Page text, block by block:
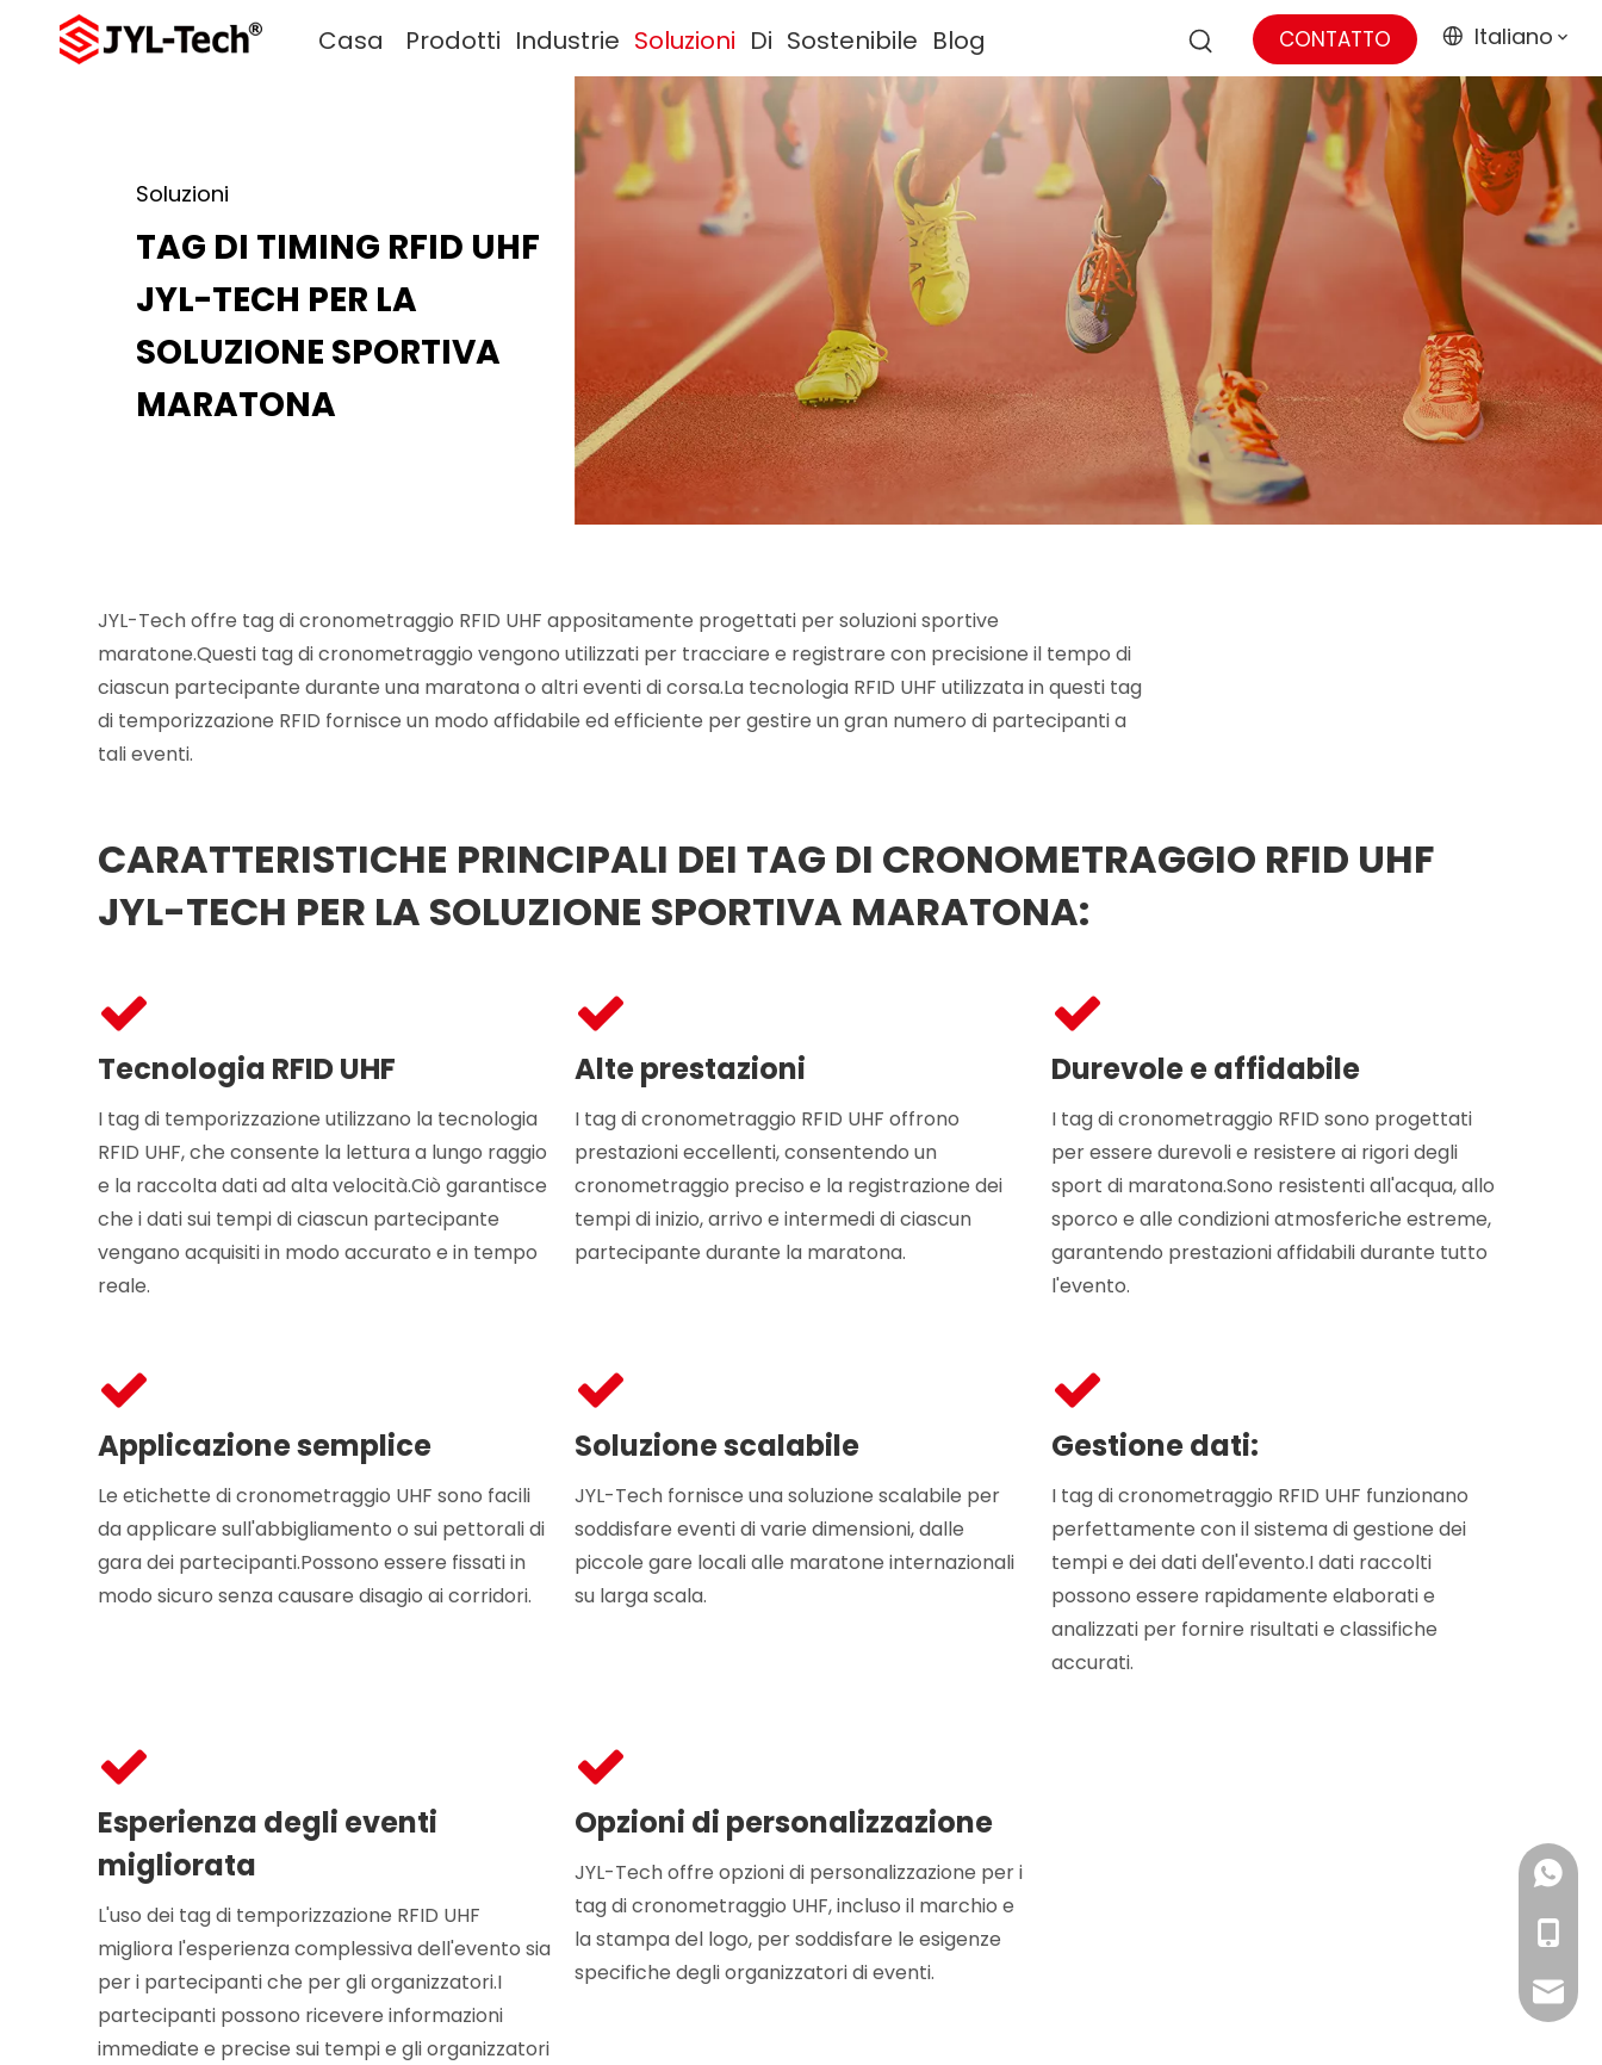
Casa Prodotti Industrie Soluzioni Di Sostenibile Blog CONTATTO Italiano
Soluzioni
TAG DI TIMING RFID UHF
JYL-TECH PER LA
SOLUZIONE SPORTIVA
MARATONA
JYL-Tech offre tag di cronometraggio RFID UHF appositamente progettati per soluzioni sportive
maratone.Questi tag di cronometraggio vengono utilizzati per tracciare e registrare con precisione il tempo di
ciascun partecipante durante una maratona o altri eventi di corsa.La tecnologia RFID UHF utilizzata in questi tag
di temporizzazione RFID fornisce un modo affidabile ed efficiente per gestire un gran numero di partecipanti a
tali eventi.
CARATTERISTICHE PRINCIPALI DEI TAG DI CRONOMETRAGGIO RFID UHF
JYL-TECH PER LA SOLUZIONE SPORTIVA MARATONA:
Tecnologia RFID UHF
I tag di temporizzazione utilizzano la tecnologia
RFID UHF, che consente la lettura a lungo raggio
e la raccolta dati ad alta velocità.Ciò garantisce
che i dati sui tempi di ciascun partecipante
vengano acquisiti in modo accurato e in tempo
reale.
Alte prestazioni
I tag di cronometraggio RFID UHF offrono
prestazioni eccellenti, consentendo un
cronometraggio preciso e la registrazione dei
tempi di inizio, arrivo e intermedi di ciascun
partecipante durante la maratona.
Durevole e affidabile
I tag di cronometraggio RFID sono progettati
per essere durevoli e resistere ai rigori degli
sport di maratona.Sono resistenti all'acqua, allo
sporco e alle condizioni atmosferiche estreme,
garantendo prestazioni affidabili durante tutto
l'evento.
Applicazione semplice
Le etichette di cronometraggio UHF sono facili
da applicare sull'abbigliamento o sui pettorali di
gara dei partecipanti.Possono essere fissati in
modo sicuro senza causare disagio ai corridori.
Soluzione scalabile
JYL-Tech fornisce una soluzione scalabile per
soddisfare eventi di varie dimensioni, dalle
piccole gare locali alle maratone internazionali
su larga scala.
Gestione dati:
I tag di cronometraggio RFID UHF funzionano
perfettamente con il sistema di gestione dei
tempi e dei dati dell'evento.I dati raccolti
possono essere rapidamente elaborati e
analizzati per fornire risultati e classifiche
accurati.
Esperienza degli eventi
migliorata
L'uso dei tag di temporizzazione RFID UHF
migliora l'esperienza complessiva dell'evento sia
per i partecipanti che per gli organizzatori.I
partecipanti possono ricevere informazioni
immediate e precise sui tempi e gli organizzatori
Opzioni di personalizzazione
JYL-Tech offre opzioni di personalizzazione per i
tag di cronometraggio UHF, incluso il marchio e
la stampa del logo, per soddisfare le esigenze
specifiche degli organizzatori di eventi.
+86